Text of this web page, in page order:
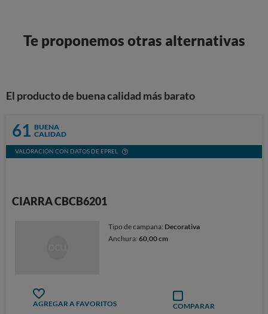
Te proponemos otras alternativas
El producto de buena calidad más barato
61 BUENA
CALIDAD
VALORACIÓN CON DATOS DE EPREL
CIARRA CBCB6201
Tipo de campana: Decorativa
Anchura:60,00 cm
AGREGAR A FAVORITOS COMPARAR